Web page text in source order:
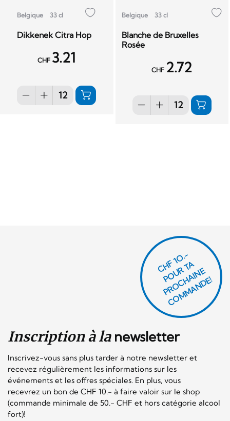
Belgique 33 cl
Dikkenek Citra Hop
CHF 3.21
Belgique 33 cl
Blanche de Bruxelles
Rosée
CHF 2.72
Inscription à lanewsletter
Inscrivez-vous sans plus tarder à notre newsletter et
recevez régulièrement les informations sur les
événements et les offres spéciales. En plus, vous
recevrez un bon de CHF 10.- à faire valoir sur le shop
(commande minimale de 50.- CHF et hors catégorie alcool
fort)!
CHF 1O.-
P
O
U
R
T
A
P
R
O
C
H
AI
N
E
C
O
M
M
A
N
D
E!